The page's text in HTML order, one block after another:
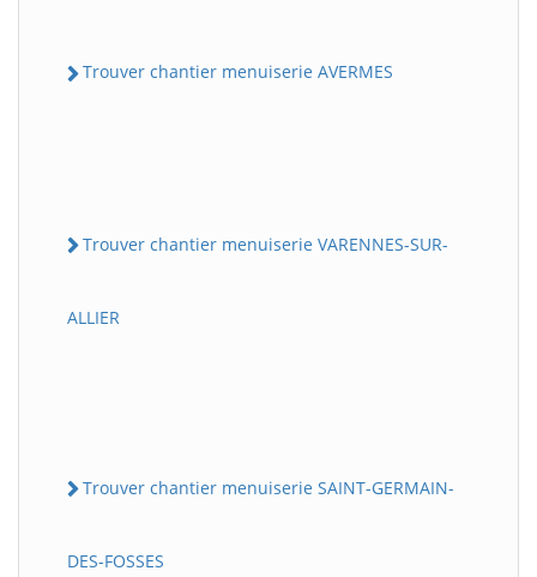
Trouver chantier menuiserie AVERMES
Trouver chantier menuiserie VARENNES-SUR-
ALLIER
Trouver chantier menuiserie SAINT-GERMAIN-
DES-FOSSES